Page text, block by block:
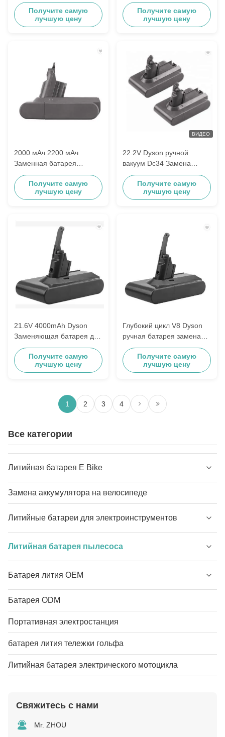
Получите самую
лучшую цену
Получите самую
лучшую цену
2000 мАч 2200 мАч
Заменная батарея
Дайсона для
беспроводной пылесоса
Получите самую
лучшую цену
ВИДЕО
22.2V Dyson ручной
вакуум Dc34 Замена
батареи перезаряжаемая
3000mAhПолучите самую
лучшую цену
21.6V 4000mAh Dyson
Заменяющая батарея для
беспроводной Dyson V8
7.2V 12V 14.4V
Получите самую
лучшую цену
Глубокий цикл V8 Dyson
ручная батарея замена
21.6V 3600mAh
перезаряжаемая
Получите самую
лучшую цену
1 2 3 4
Все категории
Литийная батарея E Bike
Замена аккумулятора на велосипеде
Литийные батареи для электроинструментов
Литийная батарея пылесоса
Батарея лития OEM
Батарея ODM
Портативная электростанция
батарея лития тележки гольфа
Литийная батарея электрического мотоцикла
Свяжитесь с нами
Mr. ZHOU